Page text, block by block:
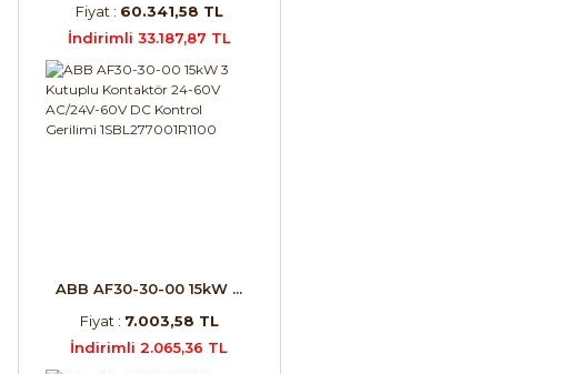
Fiyat : 60.341,58 TL
İndirimli 33.187,87 TL
ABB AF30-30-00 15kW ...
Fiyat : 7.003,58 TL
İndirimli 2.065,36 TL